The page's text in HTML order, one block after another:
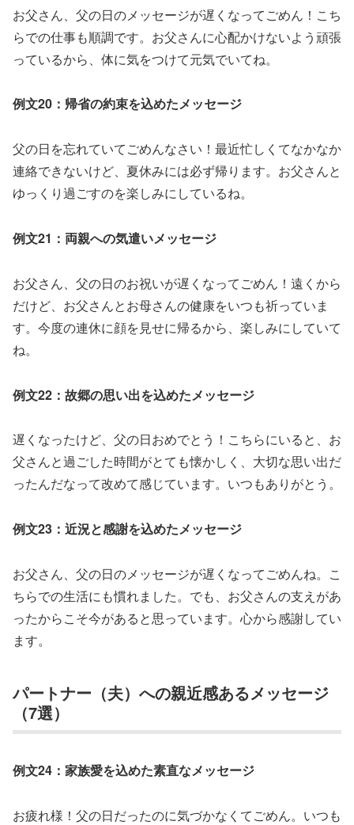
お父さん、父の日のメッセージが遅くなってごめん！こち
らでの仕事も順調です。お父さんに心配かけないよう頑張
っているから、体に気をつけて元気でいてね。
例文20：帰省の約束を込めたメッセージ
父の日を忘れていてごめんなさい！最近忙しくてなかなか
連絡できないけど、夏休みには必ず帰ります。お父さんと
ゆっくり過ごすのを楽しみにしているね。
例文21：両親への気遣いメッセージ
お父さん、父の日のお祝いが遅くなってごめん！遠くから
だけど、お父さんとお母さんの健康をいつも祈っていま
す。今度の連休に顔を見せに帰るから、楽しみにしていて
ね。
例文22：故郷の思い出を込めたメッセージ
遅くなったけど、父の日おめでとう！こちらにいると、お
父さんと過ごした時間がとても懐かしく、大切な思い出だ
ったんだなって改めて感じています。いつもありがとう。
例文23：近況と感謝を込めたメッセージ
お父さん、父の日のメッセージが遅くなってごめんね。こ
ちらでの生活にも慣れました。でも、お父さんの支えがあ
ったからこそ今があると思っています。心から感謝してい
ます。
パートナー（夫）への親近感あるメッセージ
（7選）
例文24：家族愛を込めた素直なメッセージ
お疲れ様！父の日だったのに気づかなくてごめん。いつも